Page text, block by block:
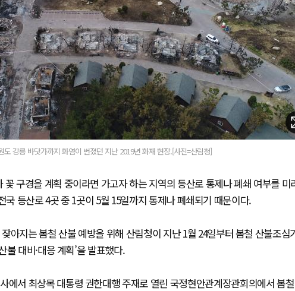
도 강릉 바닷가까지 화염이 번졌던 지난 2019년 화재 현장.[사진=산림청]
구경을 계획 중이라면 가고자 하는 지역의 등산로 통제나 폐쇄 여부를 미
국 등산로 4곳 중 1곳이 5월 15일까지 통제나 폐쇄되기 때문이다.
아지는 봄철 산불 예방을 위해 산림청이 지난 1월 24일부터 봄철 산불조심
불 대비·대응 계획’을 발표했다.
에서 최상목 대통령 권한대행 주재로 열린 국정현안관계장관회의에서 봄